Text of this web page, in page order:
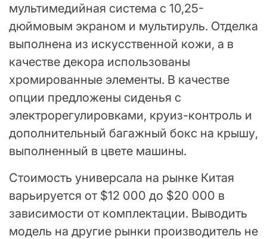
мультимедийная система с 10,25-
дюймовым экраном и мультируль. Отделка
выполнена из искусственной кожи, а в
качестве декора использованы
хромированные элементы. В качестве
опции предложены сиденья с
электрорегулировками, круиз-контроль и
дополнительный багажный бокс на крышу,
выполненный в цвете машины.
Стоимость универсала на рынке Китая
варьируется от $12 000 до $20 000 в
зависимости от комплектации. Выводить
модель на другие рынки производитель не